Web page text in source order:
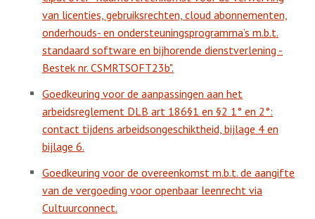
van licenties, gebruiksrechten, cloud abonnementen,
onderhouds- en ondersteuningsprogramma’s m.b.t.
standaard software en bijhorende dienstverlening -
Bestek nr. CSMRTSOFT23b".
Goedkeuring voor de aanpassingen aan het
arbeidsreglement DLB art 186§1 en §2 1° en 2°:
contact tijdens arbeidsongeschiktheid, bijlage 4 en
bijlage 6.
Goedkeuring voor de overeenkomst m.b.t. de aangifte
van de vergoeding voor openbaar leenrecht via
Cultuurconnect.